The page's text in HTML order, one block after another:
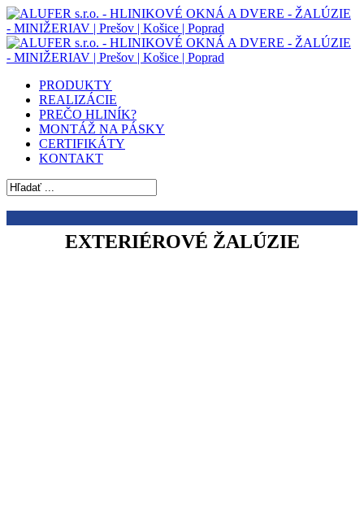
Skip
to
main
content
Menu
PRODUKTY
REALIZÁCIE
PREČO HLINÍK?
MONTÁŽ NA PÁSKY
CERTIFIKÁTY
KONTAKT
EXTERIÉROVÉ ŽALÚZIE